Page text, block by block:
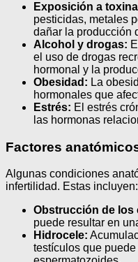
Exposición a
pesticidas, metales
dañar la producción
Alcohol y drogas:
el uso de drogas
hormonal y la
Obesidad: La
hormonales que
Estrés: El estrés
las hormonas
Factores
Algunas condiciones
infertilidad. Estas incluyen:
Obstrucción de los
puede resultar en
Hidrocele:
testículos que